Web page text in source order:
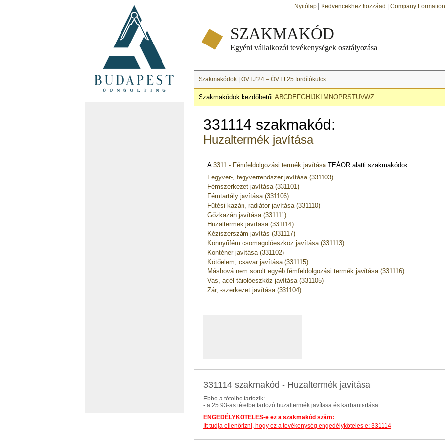
Nyitólap Kedvencekhez hozzáad Company Formation
Szakmakódok ÖVTJ’24 – ÖVTJ’25 fordítókulcs
Szakmakódok kezdőbetűi:ABCDE FGH J KLM NOP RSTUVWZ
331114 szakmakód:
Huzaltermék javítása
A 3311 - Fémfeldolgozási termék javításaTEÁOR alatti szakmakódok:
Fegyver-, fegyverrendszer javítása (331103)
Fémszerkezet javítása (331101)
Fémtartály javítása (331106)
Fűtési kazán, radiátor javítása (331110)
Gőzkazán javítása (331111)
Huzaltermék javítása (331114)
Kéziszerszám javítás (331117)
Könnyűfém csomagolóeszköz javítása (331113)
Konténer javítása (331102)
Kötőelem, csavar javítása (331115)
Máshová nem sorolt egyéb fémfeldolgozási termék javítása (331116)
Vas, acél tárolóeszköz javítása (331105)
Zár, -szerkezet javítása (331104)
331114 szakmakód - Huzaltermék javítása
Ebbe a tételbe tartozik:
- a 25.93-as tételbe tartozó huzaltermék javítása és karbantartása
ENGEDÉLYKÖTELES-e ez a szakmakód szám:
Itt tudja ellenőrizni, hogy ez a tevékenység engedélyköteles-e: 331114